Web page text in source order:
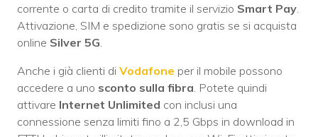
corrente o carta di credito tramite il servizio Smart Pay.
Attivazione, SIM e spedizione sono gratis se si acquista
online Silver 5G.
Anche i già clienti di Vodafone per il mobile possono
accedere a uno sconto sulla fibra. Potete quindi
attivare Internet Unlimited con inclusi una
connessione senza limiti fino a 2,5 Gbps in download in